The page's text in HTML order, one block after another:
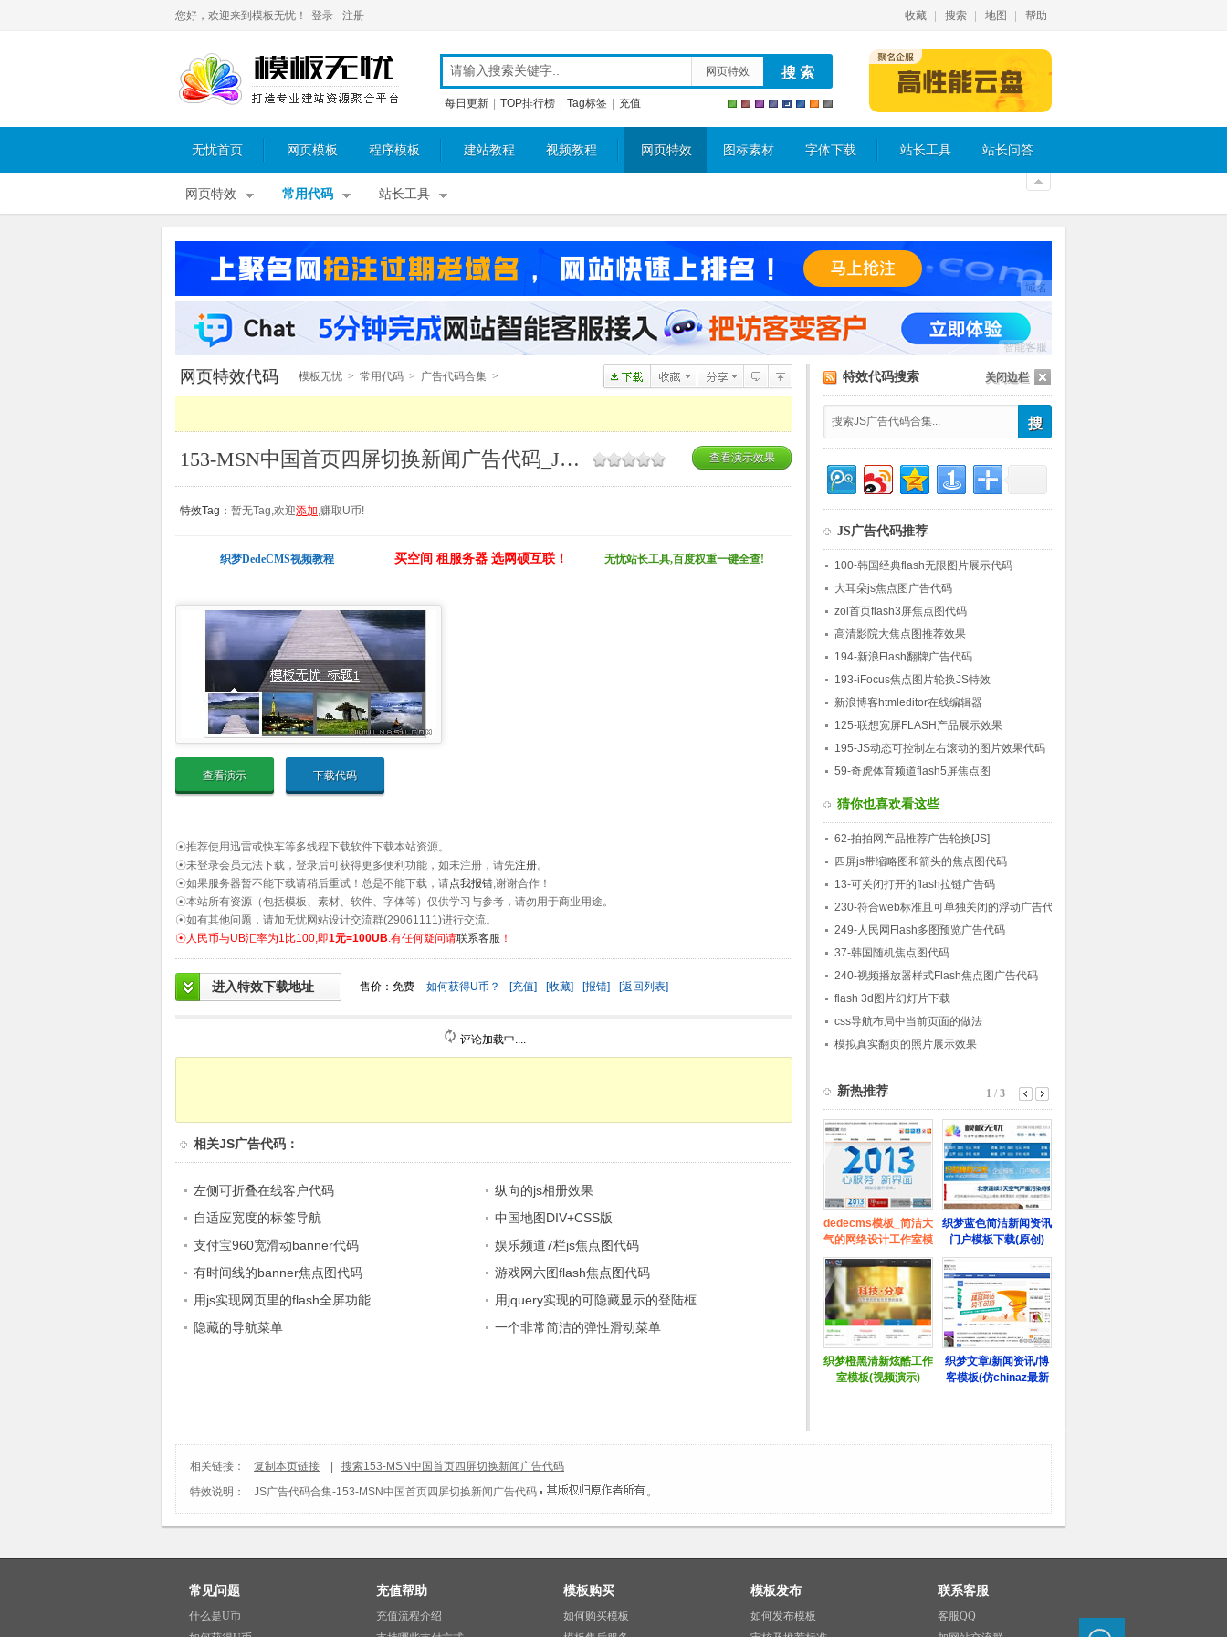
您好，欢迎来到模板无忧！ 登录 注册 收藏 搜索 地图 帮助
网页特效
每日更新 TOP排行榜 Tag标签 充值
无忧首页 网页模板 程序模板 建站教程 视频教程 网页特效 图标素材 字体下载 站长工具 站长问答
网页特效 常用代码 站长工具
域名
智能客服
关闭边栏
网页特效代码 模板无忧 > 常用代码 > 广告代码合集 >
153-MSN中国首页四屏切换新闻广告代码_JS广告代码合集 查看演示效果
特效Tag： 暂无Tag,欢迎添加,赚取U币!
织梦DedeCMS视频教程 买空间 租服务器 选网硕互联！ 无忧站长工具,百度权重一键全查!
查看演示 下载代码
☉推荐使用迅雷或快车等多线程下载软件下载本站资源。
☉未登录会员无法下载，登录后可获得更多便利功能，如未注册，请先注册。
☉如果服务器暂不能下载请稍后重试！总是不能下载，请点我报错,谢谢合作！
☉本站所有资源（包括模板、素材、软件、字体等）仅供学习与参考，请勿用于商业用途。
☉如有其他问题，请加无忧网站设计交流群(29061111)进行交流。
☉人民币与UB汇率为1比100,即1元=100UB.有任何疑问请联系客服 ！
进入特效下载地址 售价：免费 如何获得U币？ [充值] [收藏] [报错] [返回列表]
评论加载中....
相关JS广告代码 ：
左侧可折叠在线客户代码
纵向的js相册效果
自适应宽度的标签导航
中国地图DIV+CSS版
支付宝960宽滑动banner代码
娱乐频道7栏js焦点图代码
有时间线的banner焦点图代码
游戏网六图flash焦点图代码
用js实现网页里的flash全屏功能
用jquery实现的可隐藏显示的登陆框
隐藏的导航菜单
一个非常简洁的弹性滑动菜单
特效代码搜索
JS广告代码推荐
100-韩国经典flash无限图片展示代码
大耳朵js焦点图广告代码
zol首页flash3屏焦点图代码
高清影院大焦点图推荐效果
194-新浪Flash翻牌广告代码
193-iFocus焦点图片轮换JS特效
新浪博客htmleditor在线编辑器
125-联想宽屏FLASH产品展示效果
195-JS动态可控制左右滚动的图片效果代码
59-奇虎体育频道flash5屏焦点图
猜你也喜欢看这些
62-拍拍网产品推荐广告轮换[JS]
四屏js带缩略图和箭头的焦点图代码
13-可关闭打开的flash拉链广告码
230-符合web标准且可单独关闭的浮动广告代
码
249-人民网Flash多图预览广告代码
37-韩国随机焦点图代码
240-视频播放器样式Flash焦点图广告代码
flash 3d图片幻灯片下载
css导航布局中当前页面的做法
模拟真实翻页的照片展示效果
相关链接： 复制本页链接
搜索153-MSN中国首页四屏切换新闻广告代码
特效说明：
JS广告代码合集-153-MSN中国首页四屏切换新闻广告代码 。
常见问题
什么是U币
充值帮助
充值流程介绍
模板购买
如何购买模板
模板发布
如何发布模板
联系客服
客服QQ